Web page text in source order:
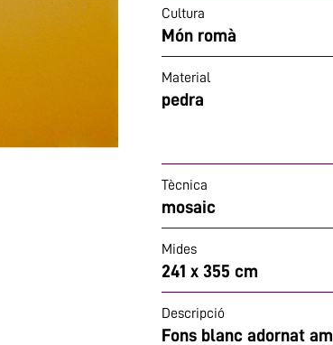
Cultura
Món romà
Material
pedra
Tècnica
mosaic
Mides
241 x 355 cm
Descripció
Fons blanc adornat